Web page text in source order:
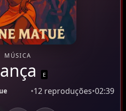
MÚSICA
E
•12 reproduções•02:39